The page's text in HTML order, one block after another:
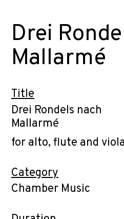
Drei
Mallarmé
Title
Drei Rondels nach
Mallarmé
for alto, flute and viola
Category
Chamber Music